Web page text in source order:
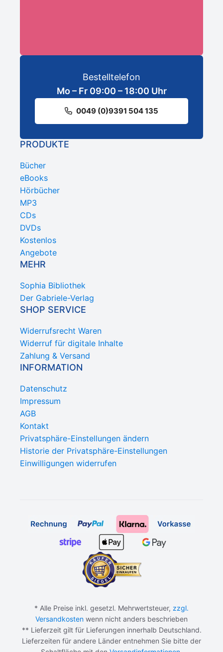
Bestelltelefon
Mo – Fr 09:00 – 18:00 Uhr
0049 (0)9391 504 135
PRODUKTE
Bücher
eBooks
Hörbücher
MP3
CDs
DVDs
Kostenlos
Angebote
MEHR
Sophia Bibliothek
Der Gabriele-Verlag
SHOP SERVICE
Widerrufsrecht Waren
Widerruf für digitale Inhalte
Zahlung & Versand
INFORMATION
Datenschutz
Impressum
AGB
Kontakt
Privatsphäre-Einstellungen ändern
Historie der Privatsphäre-Einstellungen
Einwilligungen widerrufen
* Alle Preise inkl. gesetzl. Mehrwertsteuer, zzgl.
Versandkosten wenn nicht anders beschrieben
** Lieferzeit gilt für Lieferungen innerhalb Deutschland.
Lieferzeiten für andere Länder entnehmen Sie bitte der